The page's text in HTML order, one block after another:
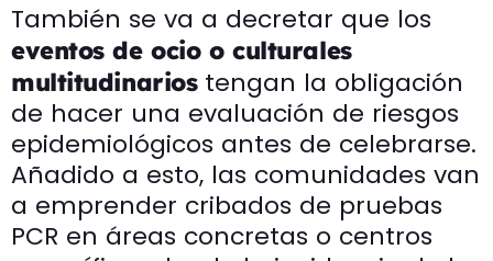
También se va a decretar que los
eventos de ocio o culturales
multitudinariostengan la obligación
de hacer una evaluación de riesgos
epidemiológicos antes de celebrarse.
Añadido a esto, las comunidades van
a emprender cribados de pruebas
PCR en áreas concretas o centros